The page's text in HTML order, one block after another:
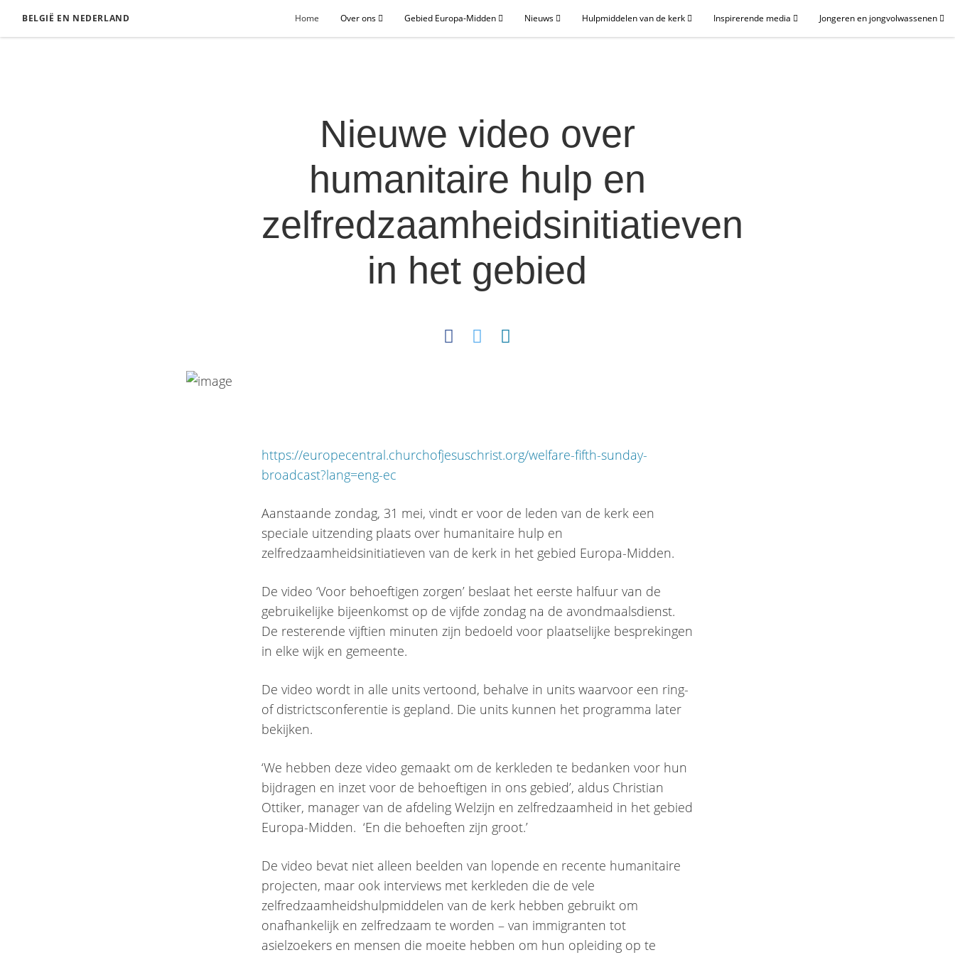
BELGIË EN NEDERLAND Home Over ons Gebied Europa-Midden Nieuws Hulpmiddelen van de kerk Inspirerende media Jongeren en jongvolwassenen
Nieuwe video over
humanitaire hulp en
zelfredzaamheidsinitiatieven
in het gebied
https://europecentral.churchofjesuschrist.org/welfare-fifth-sunday-
broadcast?lang=eng-ec
Aanstaande zondag, 31 mei, vindt er voor de leden van de kerk een
speciale uitzending plaats over humanitaire hulp en
zelfredzaamheidsinitiatieven van de kerk in het gebied Europa-Midden.
De video ‘Voor behoeftigen zorgen’ beslaat het eerste halfuur van de
gebruikelijke bijeenkomst op de vijfde zondag na de avondmaalsdienst.
De resterende vijftien minuten zijn bedoeld voor plaatselijke besprekingen
in elke wijk en gemeente.
De video wordt in alle units vertoond, behalve in units waarvoor een ring-
of districtsconferentie is gepland. Die units kunnen het programma later
bekijken.
‘We hebben deze video gemaakt om de kerkleden te bedanken voor hun
bijdragen en inzet voor de behoeftigen in ons gebied’, aldus Christian
Ottiker, manager van de afdeling Welzijn en zelfredzaamheid in het gebied
Europa-Midden. ‘En die behoeften zijn groot.’
De video bevat niet alleen beelden van lopende en recente humanitaire
projecten, maar ook interviews met kerkleden die de vele
zelfredzaamheidshulpmiddelen van de kerk hebben gebruikt om
onafhankelijk en zelfredzaam te worden – van immigranten tot
asielzoekers en mensen die moeite hebben om hun opleiding op te